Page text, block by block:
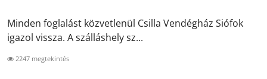
Minden foglalást közvetlenül Csilla Vendégház Siófok
igazol vissza. A szálláshely sz...
2247 megtekintés